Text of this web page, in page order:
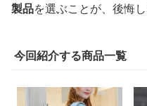
製品を選ぶことが、後悔
今回紹介する商品一覧